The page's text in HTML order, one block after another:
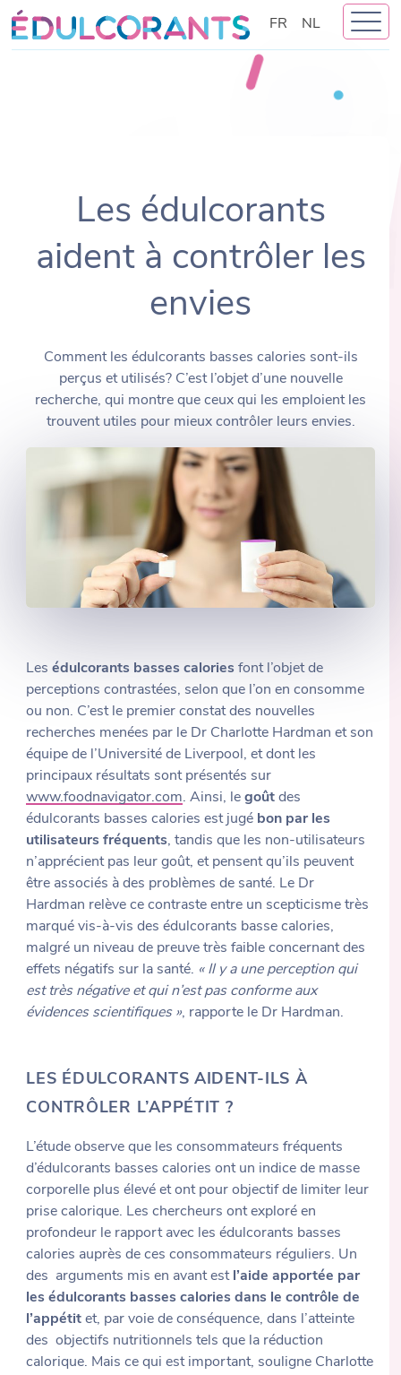
Skip
to
content
FR NL
Les édulcorants
aident à contrôler les
envies
Comment les édulcorants basses calories sont-ils
perçus et utilisés? C’est l’objet d’une nouvelle
recherche, qui montre que ceux qui les emploient les
trouvent utiles pour mieux contrôler leurs envies.
Lesédulcorants basses calories font l’objet de
perceptions contrastées, selon que l’on en consomme
ou non. C’est le premier constat des nouvelles
recherches menées par le Dr Charlotte Hardman et son
équipe de l’Université de Liverpool, et dont les
principaux résultats sont présentés sur
www.foodnavigator.com. Ainsi, legoût des
édulcorants basses calories est jugé bon par les
utilisateurs fréquents, tandis que les non-utilisateurs
n’apprécient pas leur goût, et pensent qu’ils peuvent
être associés à des problèmes de santé. Le Dr
Hardman relève ce contraste entre un scepticisme très
marqué vis-à-vis des édulcorants basse calories,
malgré un niveau de preuve très faible concernant des
effets négatifs sur la santé. « Il y a une perception qui
est très négative et qui n’est pas conforme aux
évidences scientifiques », rapporte le Dr Hardman.
LES ÉDULCORANTS AIDENT-ILS À
CONTRÔLER L’APPÉTIT ?
L’étude observe que les consommateurs fréquents
d’édulcorants basses calories ont un indice de masse
corporelle plus élevé et ont pour objectif de limiter leur
prise calorique. Les chercheurs ont exploré en
profondeur le rapport avec les édulcorants basses
calories auprès de ces consommateurs réguliers. Un
des arguments mis en avant est l’aide apportée par
les édulcorants basses calories dans le contrôle de
l’appétit et, par voie de conséquence, dans l’atteinte
des objectifs nutritionnels tels que la réduction
calorique. Mais ce qui est important, souligne Charlotte